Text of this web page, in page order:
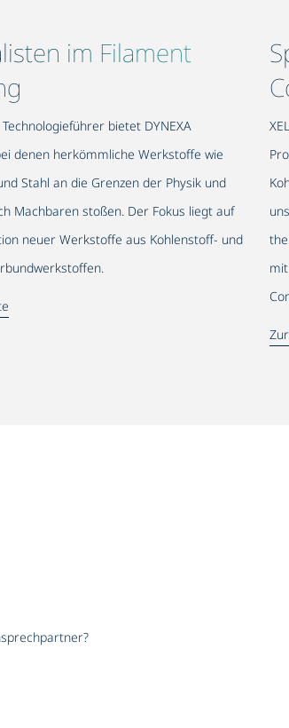
im Filament
bietet DYNEXA
denen herkömmliche Werkstoffe wie
Stahl an die Grenzen der Physik und
Machbaren stoßen. Der Fokus liegt auf
neuer Werkstoffe aus Kohlenstoff- und